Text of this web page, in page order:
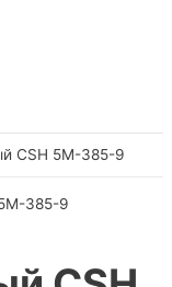
CSH 5M-385-9
385-9